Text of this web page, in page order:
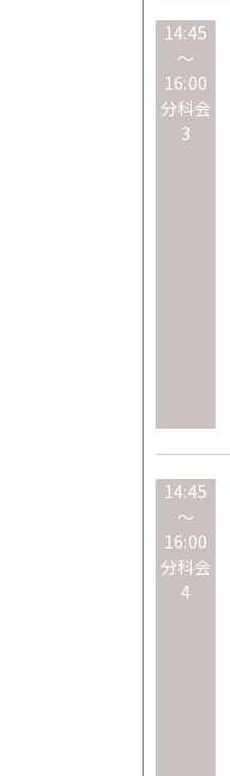
14:45
～
16:00
分科会
3
14:45
～
16:00
分科会
4